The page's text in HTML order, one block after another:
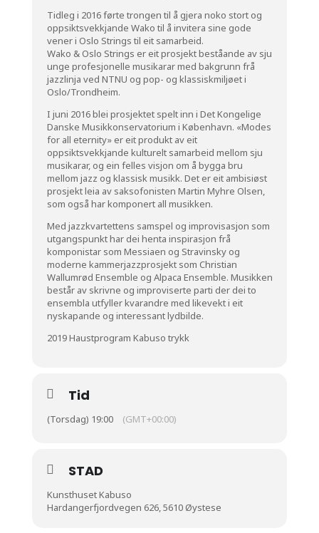
Tidleg i 2016 førte trongen til å gjera noko stort og
oppsiktsvekkjande Wako til å invitera sine gode
vener i Oslo Strings til eit samarbeid.
Wako & Oslo Strings er eit prosjekt beståande av sju
unge profesjonelle musikarar med bakgrunn frå
jazzlinja ved NTNU og pop- og klassiskmiljøet i
Oslo/Trondheim.
I juni 2016 blei prosjektet spelt inn i Det Kongelige
Danske Musikkonservatorium i København. «Modes
for all eternity» er eit produkt av eit
oppsiktsvekkjande kulturelt samarbeid mellom sju
musikarar, og ein felles visjon om å bygga bru
mellom jazz og klassisk musikk. Det er eit ambisiøst
prosjekt leia av saksofonisten Martin Myhre Olsen,
som også har komponert all musikken.
Med jazzkvartettens samspel og improvisasjon som
utgangspunkt har dei henta inspirasjon frå
komponistar som Messiaen og Stravinsky og
moderne kammerjazzprosjekt som Christian
Wallumrød Ensemble og Alpaca Ensemble. Musikken
består av skrivne og improviserte parti der dei to
ensembla utfyller kvarandre med likevekt i eit
nyskapande og interessant lydbilde.
2019 Haustprogram Kabuso trykk
Tid
(Torsdag) 19:00 (GMT+00:00)
STAD
Kunsthuset Kabuso
Hardangerfjordvegen 626, 5610 Øystese